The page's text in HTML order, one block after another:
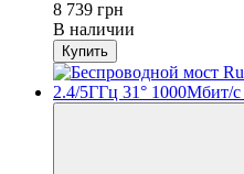
8 739 грн
В наличии
Купить